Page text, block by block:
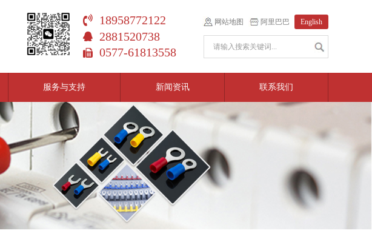
网站地图 阿里巴巴 English
18958772122
2881520738
0577-61813558
服务与支持 新闻资讯 联系我们